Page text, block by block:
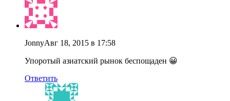
JonnyАвг 18, 2015 в 17:58
Упоротый азиатский рынок беспощаден 😀
Ответить